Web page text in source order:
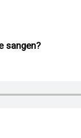
sangen?